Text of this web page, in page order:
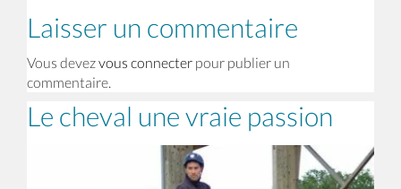
Laisser un commentaire
Vous devezvous connecter pour publier un
commentaire.
Le cheval une vraie passion